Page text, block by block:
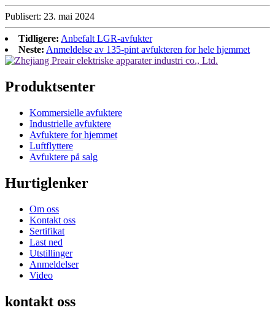
Publisert: 23. mai 2024
Tidligere: Anbefalt LGR-avfukter
Neste: Anmeldelse av 135-pint avfukteren for hele hjemmet
Produktsenter
Kommersielle avfuktere
Industrielle avfuktere
Avfuktere for hjemmet
Luftflyttere
Avfuktere på salg
Hurtiglenker
Om oss
Kontakt oss
Sertifikat
Last ned
Utstillinger
Anmeldelser
Video
kontakt oss